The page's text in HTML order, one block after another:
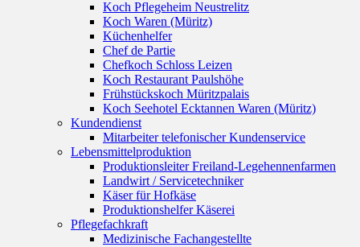
Koch Pflegeheim Neustrelitz
Koch Waren (Müritz)
Küchenhelfer
Chef de Partie
Chefkoch Schloss Leizen
Koch Restaurant Paulshöhe
Frühstückskoch Müritzpalais
Koch Seehotel Ecktannen Waren (Müritz)
Kundendienst
Mitarbeiter telefonischer Kundenservice
Lebensmittelproduktion
Produktionsleiter Freiland-Legehennenfarmen
Landwirt / Servicetechniker
Käser für Hofkäse
Produktionshelfer Käserei
Pflegefachkraft
Medizinische Fachangestellte